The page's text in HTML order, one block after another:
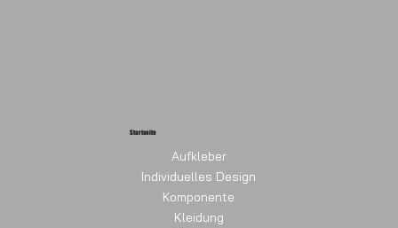
Startseite
Aufkleber
Individuelles Design
Komponente
Kleidung